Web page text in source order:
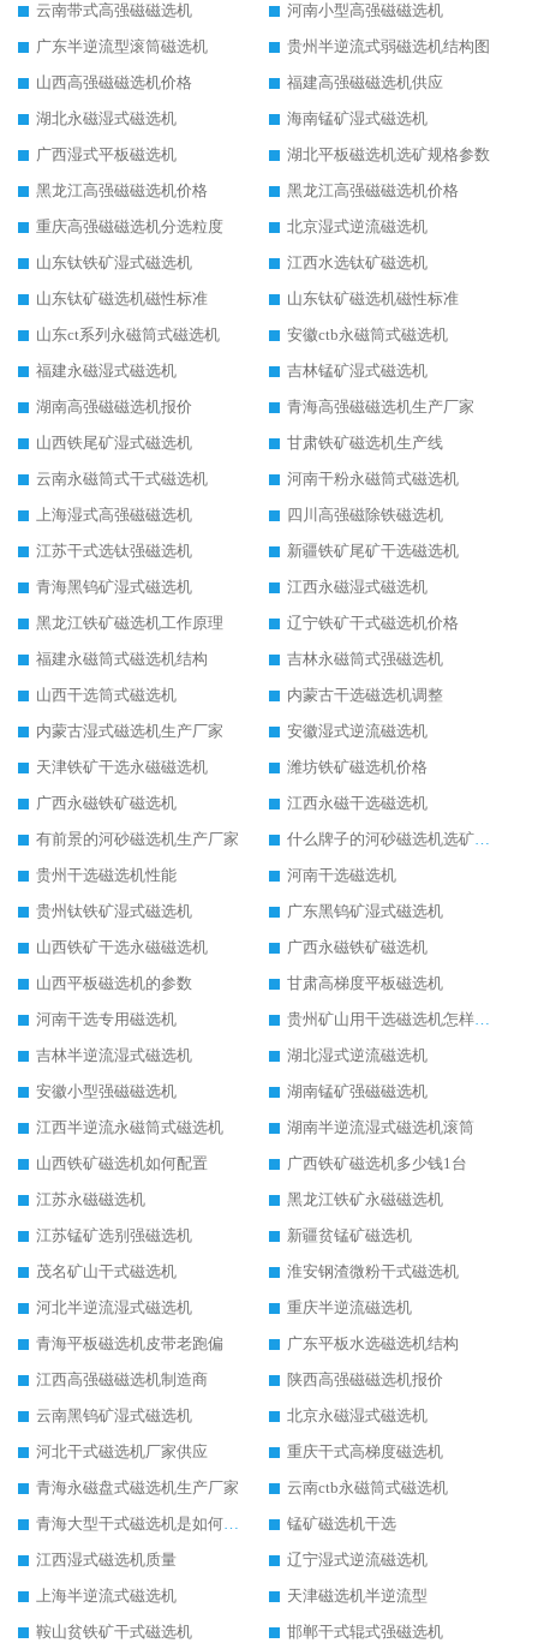
云南带式高强磁磁选机
河南小型高强磁磁选机
广东半逆流型滚筒磁选机
贵州半逆流式弱磁选机结构图
山西高强磁磁选机价格
福建高强磁磁选机供应
湖北永磁湿式磁选机
海南锰矿湿式磁选机
广西湿式平板磁选机
湖北平板磁选机选矿规格参数
黑龙江高强磁磁选机价格
黑龙江高强磁磁选机价格
重庆高强磁磁选机分选粒度
北京湿式逆流磁选机
山东钛铁矿湿式磁选机
江西水选钛矿磁选机
山东钛矿磁选机磁性标准
山东钛矿磁选机磁性标准
山东ct系列永磁筒式磁选机
安徽ctb永磁筒式磁选机
福建永磁湿式磁选机
吉林锰矿湿式磁选机
湖南高强磁磁选机报价
青海高强磁磁选机生产厂家
山西铁尾矿湿式磁选机
甘肃铁矿磁选机生产线
云南永磁筒式干式磁选机
河南干粉永磁筒式磁选机
上海湿式高强磁磁选机
四川高强磁除铁磁选机
江苏干式选钛强磁选机
新疆铁矿尾矿干选磁选机
青海黑钨矿湿式磁选机
江西永磁湿式磁选机
黑龙江铁矿磁选机工作原理
辽宁铁矿干式磁选机价格
福建永磁筒式磁选机结构
吉林永磁筒式强磁选机
山西干选筒式磁选机
内蒙古干选磁选机调整
内蒙古湿式磁选机生产厂家
安徽湿式逆流磁选机
天津铁矿干选永磁磁选机
潍坊铁矿磁选机价格
广西永磁铁矿磁选机
江西永磁干选磁选机
有前景的河砂磁选机生产厂家
什么牌子的河砂磁选机选矿效果好
贵州干选磁选机性能
河南干选磁选机
贵州钛铁矿湿式磁选机
广东黑钨矿湿式磁选机
山西铁矿干选永磁磁选机
广西永磁铁矿磁选机
山西平板磁选机的参数
甘肃高梯度平板磁选机
河南干选专用磁选机
贵州矿山用干选磁选机怎样调磁
吉林半逆流湿式磁选机
湖北湿式逆流磁选机
安徽小型强磁磁选机
湖南锰矿强磁磁选机
江西半逆流永磁筒式磁选机
湖南半逆流湿式磁选机滚筒
山西铁矿磁选机如何配置
广西铁矿磁选机多少钱1台
江苏永磁磁选机
黑龙江铁矿永磁磁选机
江苏锰矿选别强磁选机
新疆贫锰矿磁选机
茂名矿山干式磁选机
淮安钢渣微粉干式磁选机
河北半逆流湿式磁选机
重庆半逆流磁选机
青海平板磁选机皮带老跑偏
广东平板水选磁选机结构
江西高强磁磁选机制造商
陕西高强磁磁选机报价
云南黑钨矿湿式磁选机
北京永磁湿式磁选机
河北干式磁选机厂家供应
重庆干式高梯度磁选机
青海永磁盘式磁选机生产厂家
云南ctb永磁筒式磁选机
青海大型干式磁选机是如何选矿的
锰矿磁选机干选
江西湿式磁选机质量
辽宁湿式逆流磁选机
上海半逆流式磁选机
天津磁选机半逆流型
鞍山贫铁矿干式磁选机
邯郸干式辊式强磁选机